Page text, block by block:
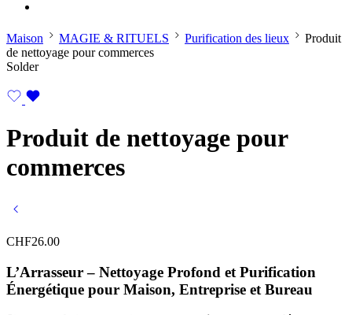
Maison MAGIE & RITUELS Purification des lieux
Produit
de nettoyage pour commerces
Solder
Produit de nettoyage pour
commerces
CHF26.00
L’Arrasseur – Nettoyage Profond et Purification
Énergétique pour Maison, Entreprise et Bureau